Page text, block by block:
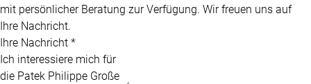
mit persönlicher Beratung zur Verfügung. Wir freuen uns auf
Ihre Nachricht.
Ihre Nachricht *